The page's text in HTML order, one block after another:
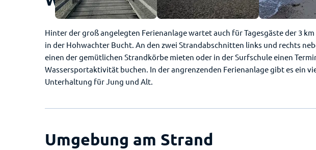
Hinter der groß angelegten Ferienanlage wartet auch für Tagesgäste der 3
in der Hohwachter Bucht. An den zwei Strandabschnitten links und rechts
einen der gemütlichen Strandkörbe mieten oder in der Surfschule einen
Wassersportaktivität buchen. In der angrenzenden Ferienanlage gibt es ein
Unterhaltung für Jung und Alt.
Umgebung am Strand